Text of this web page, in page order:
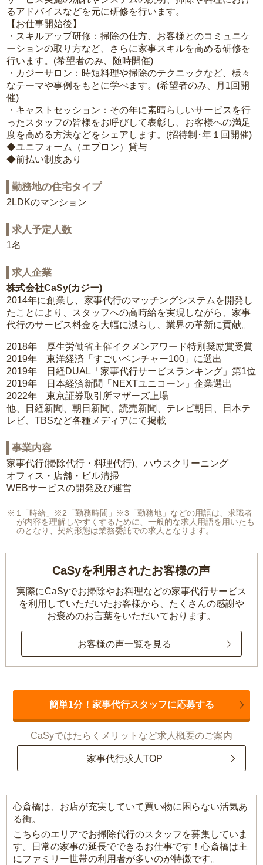
るアドバイスなどを元に研修を行います。
【お仕事開始後】
・スキルアップ研修：掃除の仕方、お客様とのコミュニケ
ーションの取り方など、さらに家事スキルを高める研修を
行います。(希望者のみ、随時開催)
・カジーサロン：時短料理や掃除のテクニックなど、様々
なテーマや事例をもとに学べます。(希望者のみ、月1回開
催)
・キャストセッション：その年に素晴らしいサービスを行
ったスタッフの皆様をお呼びして表彰し、お客様への満足
度を高める方法などをシェアします。(招待制･年１回開催)
◆ユニフォーム（エプロン）貸与
◆前払い制度あり
勤務地の住宅タイプ
2LDKのマンション
求人予定人数
1名
求人企業
株式会社CaSy(カジー)
2014年に創業し、家事代行のマッチングシステムを開発し
たことにより、スタッフへの高時給を実現しながら、家事
代行のサービス料金を大幅に減らし、業界の革新に貢献。
2018年 厚生労働省主催イクメンアワード特別奨励賞受賞
2019年 東洋経済「すごいベンチャー100」に選出
2019年 日経DUAL「家事代行サービスランキング」第1位
2019年 日本経済新聞「NEXTユニコーン」企業選出
2022年 東京証券取引所マザーズ上場
他、日経新聞、朝日新聞、読売新聞、テレビ朝日、日本テ
レビ、TBSなど各種メディアにて掲載
事業内容
家事代行(掃除代行・料理代行)、ハウスクリーニング
オフィス・店舗・ビル清掃
WEBサービスの開発及び運営
1「時給」※2「勤務時間」※3「勤務地」などの用語は、求職者
が内容を理解しやすくするために、一般的な求人用語を用いたも
のとなり、契約形態は業務委託での求人となります。
CaSyを利用されたお客様の声
実際にCaSyでお掃除やお料理などの家事代行サービス
を利用していただいたお客様から、 たくさんの感謝や
お褒めのお言葉をいただいております。
お客様の声一覧を見る
簡単1分！家事代行スタッフに応募する
CaSyではたらくメリットなど求人概要のご案内
家事代行求人TOP
心斎橋は、お店が充実していて買い物に困らない活気あ
る街。
こちらのエリアでお掃除代行のスタッフを募集していま
す。日常の家事の延長でできるお仕事です！心斎橋は主
にファミリー世帯の利用者が多いのが特徴です。